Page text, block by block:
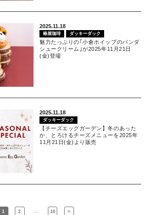
2025.11.18
椿屋珈琲 ダッキーダック
魅力たっぷりの｢小倉ホイップのパンダ
シュークリーム｣が2025年11月21日
(金)登場
2025.11.18
ダッキーダック
【チーズエッグガーデン】冬のあった
か、とろけるチーズメニューを2025年
11月21日(金)より販売
1 2 … 10 >